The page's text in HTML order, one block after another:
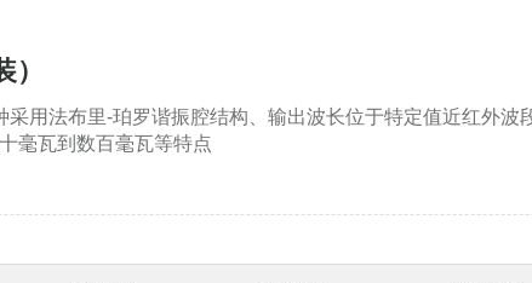
用法布里-珀罗谐振腔结构、输出波长位于特定值近红外波
毫瓦到数百毫瓦等特点